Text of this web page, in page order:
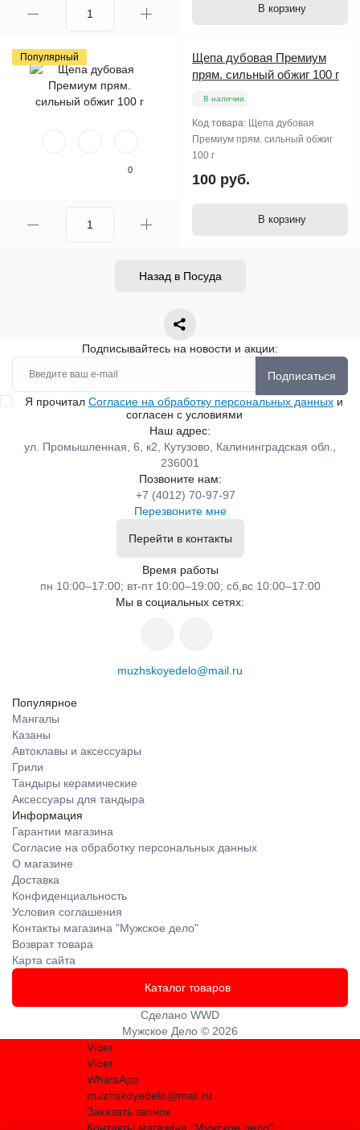
В корзину
Популярный
0
Щепа дубовая Премиум
прям. сильный обжиг 100 г
В наличии
Код товара: Щепа дубовая
Премиум прям. сильный обжиг
100 г
100 руб.
В корзину
Назад в Посуда
Подписывайтесь на новости и акции:
Подписаться
Я прочитал Согласие на обработку персональных данных и
согласен с условиями
Наш адрес:
ул. Промышленная, 6, к2, Кутузово, Калининградская обл.,
236001
Позвоните нам:
+7 (4012) 70-97-97
Перезвоните мне
Перейти в контакты
Время работы
пн 10:00–17:00; вт-пт 10:00–19:00; сб,вс 10:00–17:00
Мы в социальных сетях:
muzhskoyedelo@mail.ru
Популярное
Мангалы
Казаны
Автоклавы и аксессуары
Грили
Тандыры керамические
Аксессуары для тандыра
Информация
Гарантии магазина
Согласие на обработку персональных данных
О магазине
Доставка
Конфиденциальность
Условия соглашения
Контакты магазина "Мужское дело"
Возврат товара
Карта сайта
Каталог товаров
Сделано WWD
Мужское Дело © 2026
Viber
Viber
WhatsApp
muzhskoyedelo@mail.ru
Заказать звонок